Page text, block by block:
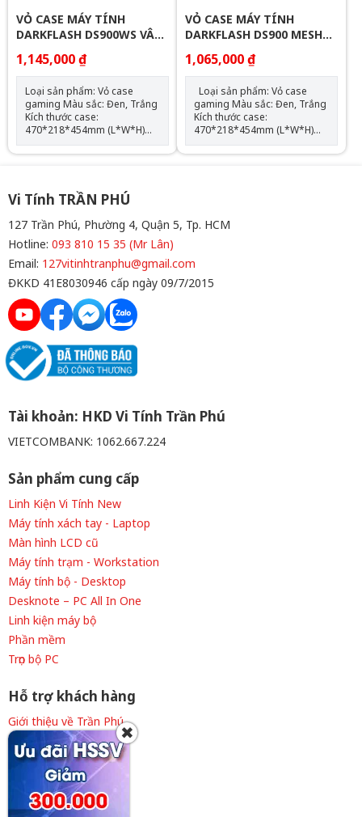
VỎ CASE MÁY TÍNH
DARKFLASH DS900WS VÂN
1,145,000 ₫
Loại sản phẩm: Vỏ case
gaming Màu sắc: Đen, Trắng
Kích thước case:
470*218*454mm (L*W*H)
Chất liệu: Kim loại/kính cường
lực Hỗ trợ mainboard: ATX,
Support max VGA: 425mm
Support max CPU Cooler:
170mm Radiator Support:
top: 360mm Hỗ trợ Fan LED:
Top: 120mm*3, Front*3,
Side*2, Rear: 120mm*1,
Bottom: 120mm*3 SL2 GIẢM
50K , SL 5 GIẢM 60K , SL 10 :
GIẢM 70K
VỎ CASE MÁY TÍNH
DARKFLASH DS900 MESH
1,065,000 ₫
gaming Màu sắc: Đen, Trắng
Kích thước case:
470*218*454mm (L*W*H)
Chất liệu: Kim loại/kính cường
lực Hỗ trợ mainboard: ATX,
170mm Radiator Support:
top: 360mm Hỗ trợ Fan LED:
Front*3, Side*2, Rear:
120mm*1, Bottom:
120mm*3 SL2 GIẢM 50K , SL
Vi Tính TRẦN PHÚ
127 Trần Phú, Phường 4, Quận 5, Tp. HCM
Hotline: 093 810 15 35 (Mr Lân)
Email: 127vitinhtranphu@gmail.com
ĐKKD 41E8030946 cấp ngày 09/7/2015
Tài khoản: HKD Vi Tính Trần Phú
VIETCOMBANK: 1062.667.224
Sản phẩm cung cấp
Linh Kiện Vi Tính New
Máy tính xách tay - Laptop
Màn hình LCD cũ
Máy tính trạm - Workstation
Máy tính bộ - Desktop
Desknote – PC All In One
Linh kiện máy bộ
Phần mềm
Trọn bộ PC
Hỗ trợ khách hàng
Giới thiệu về Trần Phú
Thông tin tuyển dụng
Liên hệ cửa hàng
Chính sách thanh toán
Chính sách giao hàng
✖